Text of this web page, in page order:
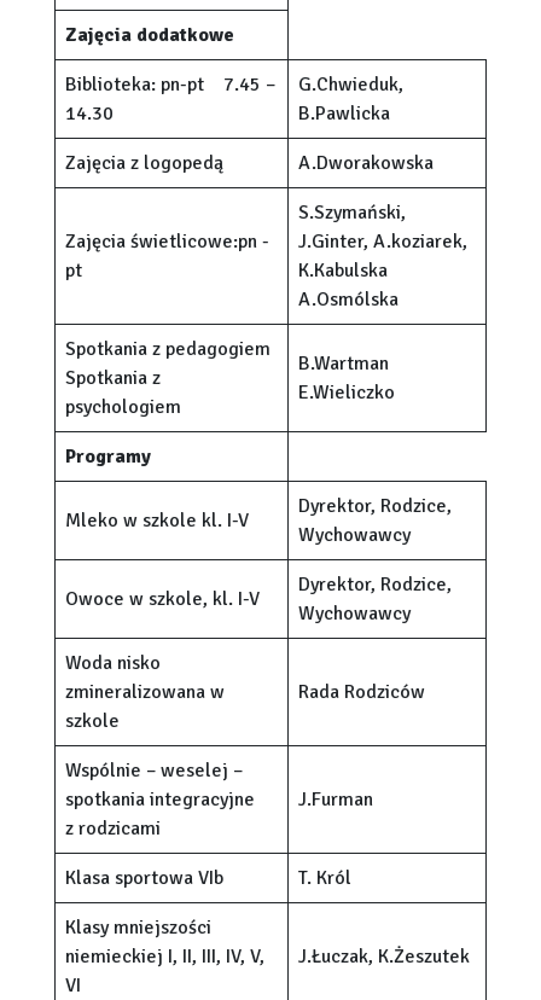
Zajęcia dodatkowe
Biblioteka: pn-pt 7.45 –
14.30
G.Chwieduk,
B.Pawlicka
Zajęcia z logopedą A.Dworakowska
Zajęcia świetlicowe:pn -
pt
S.Szymański,
J.Ginter, A.koziarek,
K.Kabulska
A.Osmólska
Spotkania z pedagogiem
Spotkania z
psychologiem
B.Wartman
E.Wieliczko
Programy
Mleko w szkole kl. I-V
Dyrektor, Rodzice,
Wychowawcy
Owoce w szkole, kl. I-V
Dyrektor, Rodzice,
Wychowawcy
Woda nisko
zmineralizowana w
szkole
Rada Rodziców
Wspólnie – weselej –
spotkania integracyjne
z rodzicami
J.Furman
Klasa sportowa VIb T. Król
Klasy mniejszości
niemieckiej I, II, III, IV, V,
VI
J.Łuczak, K.Żeszutek